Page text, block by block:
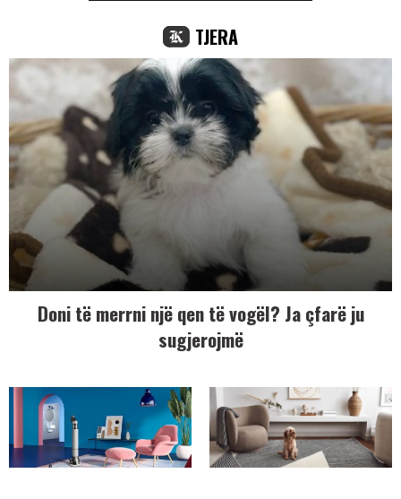
TJERA
Doni të merrni një qen të vogël? Ja çfarë ju
sugjerojmë